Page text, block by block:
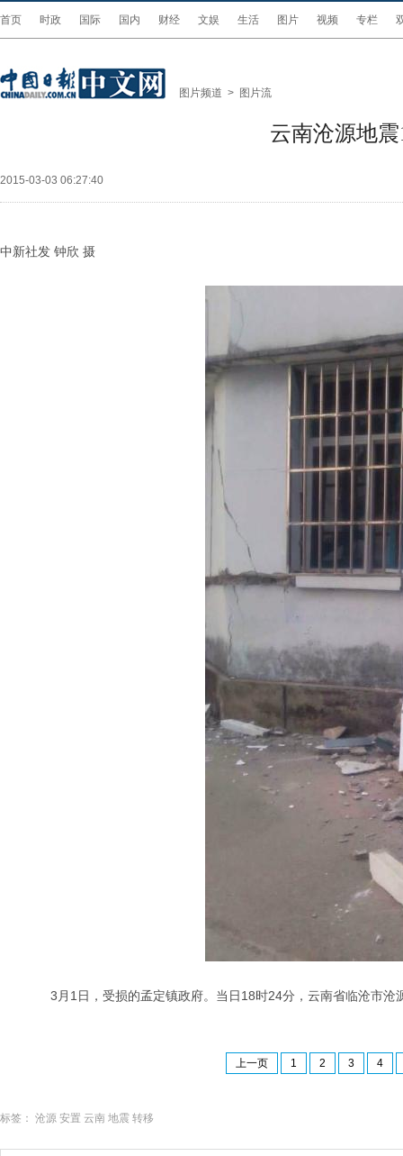
首页 时政 国际 国内 财经 文娱 生活 图片 视频 专栏
图片频道 > 图片流
云南沧源地
2015-03-03 06:27:40
中新社发 钟欣 摄
3月1日，受损的孟定镇政府。当日18时24分，云南省临沧市沧
上一页 1 2 3 4
标签： 沧源 安置 云南 地震 转移